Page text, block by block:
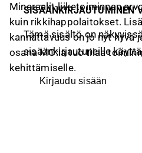
Mineraalit-liiketoiminnan
kuin rikkihappolaitokset.
kannattavuus on jo nyt hyvä
osana MO:ia tuo tilaa
kehittämiselle.
SISÄÄNKIRJAUTUMINEN
Tämä sisältö on
sisäänkirjautuneille
Kirjaudu sisään